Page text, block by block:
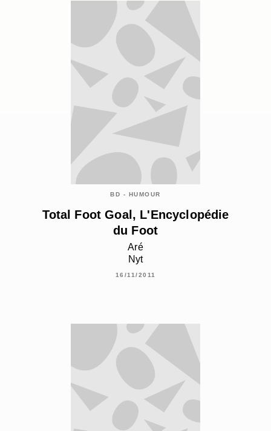
BD - HUMOUR
Total Foot Goal, L'Encyclopédie
du Foot
Aré
Nyt
16/11/2011